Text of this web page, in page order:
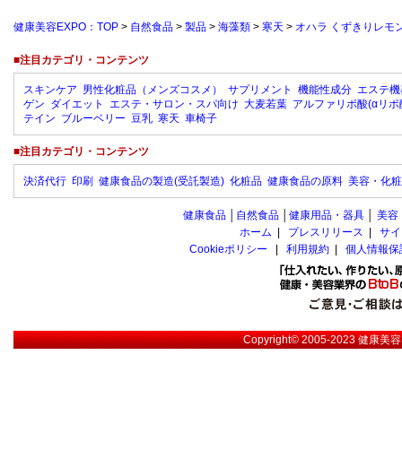
健康美容EXPO：TOP > 自然食品 > 製品 > 海藻類 > 寒天 > オハラ くずきりレモ
■注目カテゴリ・コンテンツ
スキンケア 男性化粧品（メンズコスメ） サプリメント 機能性成分 エステ
ゲン ダイエット エステ・サロン・スパ向け 大麦若葉 アルファリポ酸(αリポ
テイン ブルーベリー 豆乳 寒天 車椅子
■注目カテゴリ・コンテンツ
決済代行 印刷 健康食品の製造(受託製造) 化粧品 健康食品の原料 美容・化
健康食品 自然食品 健康用品・器具 美容
ホーム
プレスリリース
サ
Cookieポリシー
利用規約 個人情報
Copyright© 2005-2023健康美